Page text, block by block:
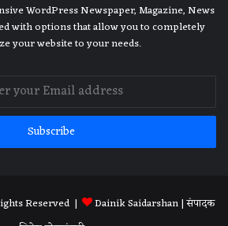
WordPress Newspaper, Magazine, News
with options that allow you to completely
your website to your needs.
Reserved | Dainik Saidarshan| संपादक